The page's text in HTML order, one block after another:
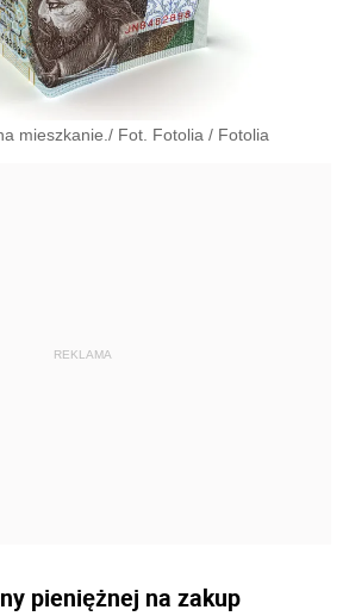
mieszkanie./ Fot. Fotolia / Fotolia
pieniężnej na zakup